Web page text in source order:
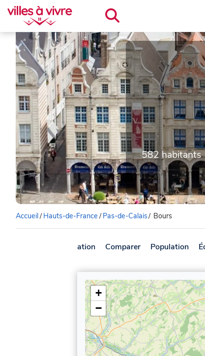
582 habitants
Accueil/ Hauts-de-France/ Pas-de-Calais/ Bours
Présentation Comparer Population
+
−